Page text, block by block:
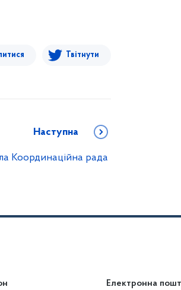
Твітнути
Наступна
Координаційна рада
Електронна